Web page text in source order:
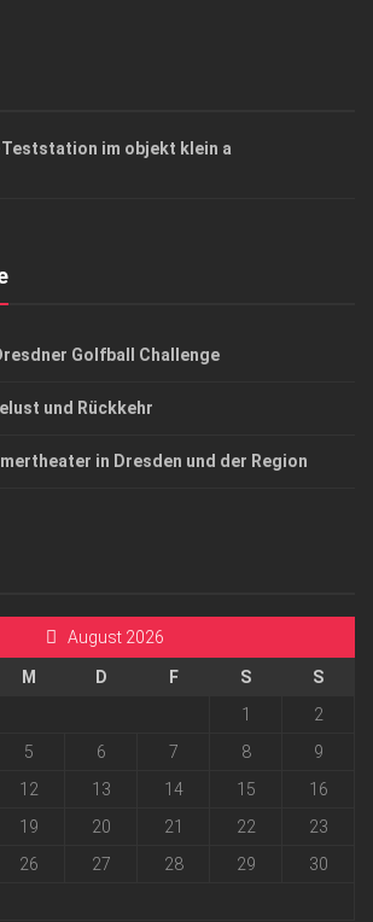
im objekt klein a
Golfball Challenge
und Rückkehr
in Dresden und der Region
August 2026
M D F S
S
1
2
5 6 7 8
9
12 13 14 15
16
19 20 21 22
23
26 27 28 29
30